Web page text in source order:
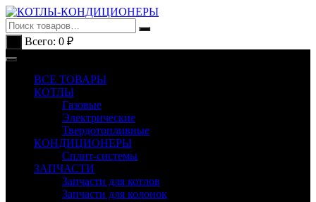
Перейти
к
содержимому
Всего: 0 ₽
ВСЕ ТОВАРЫ
КОТЛЫ
Газовые
Электрические
Твердотопливные
КОНДИЦИОНЕРЫ
Сплит-системы
ЗАПЧАСТИ
Запчасти для котлов
Запчасти для колонок